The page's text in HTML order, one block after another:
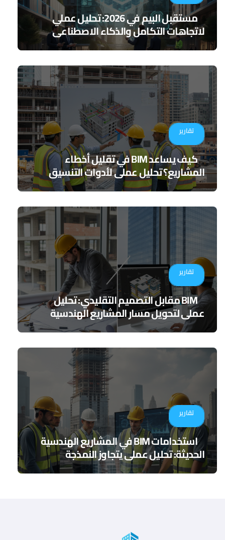
مستقبل البيم في 2026: تحليل عملي
لاتجاهات التكامل والذكاء الاصطناعي
تقارير
كيف يساعد BIM في تقليل أخطاء
المشاريع؟ تحليل عملي لأدوات التنسيق
الرقمي
تقارير
BIM مقابل التصميم التقليدي: تحليل
عملي لتحويل مسار المشاريع الهندسية
تقارير
استخدامات BIM في المشاريع الهندسية
الحديثة: تحليل عملي يتجاوز النمذجة